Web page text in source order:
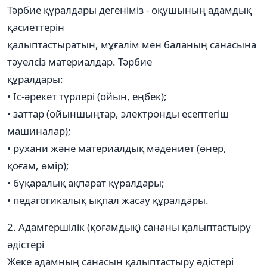
Тәрбие құралдары дегеніміз - оқушының адамдық
қасиеттерін
қалыптастыратын, мұғалім мен баланың санасына
тәуелсіз материалдар. Тәрбие
құралдары:
• Іс-әрекет түрлері (ойын, еңбек);
• заттар (ойыншыңтар, электронды есептегіш
машиналар);
• рухани және материалдық мәдениет (өнер,
қоғам, өмір);
• бұқаралық ақпарат құралдары;
• педагогикалық ықпал жасау құралдары.
2. Адамгершілік (қоғамдық) сананы қалыптастыру
әдістері
Жеке адамның санасын қалыптастыру әдістері